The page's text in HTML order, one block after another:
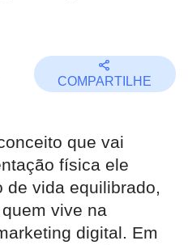
COMPARTILHE
que vai
física ele
de vida equilibrado,
vive na
digital. Em